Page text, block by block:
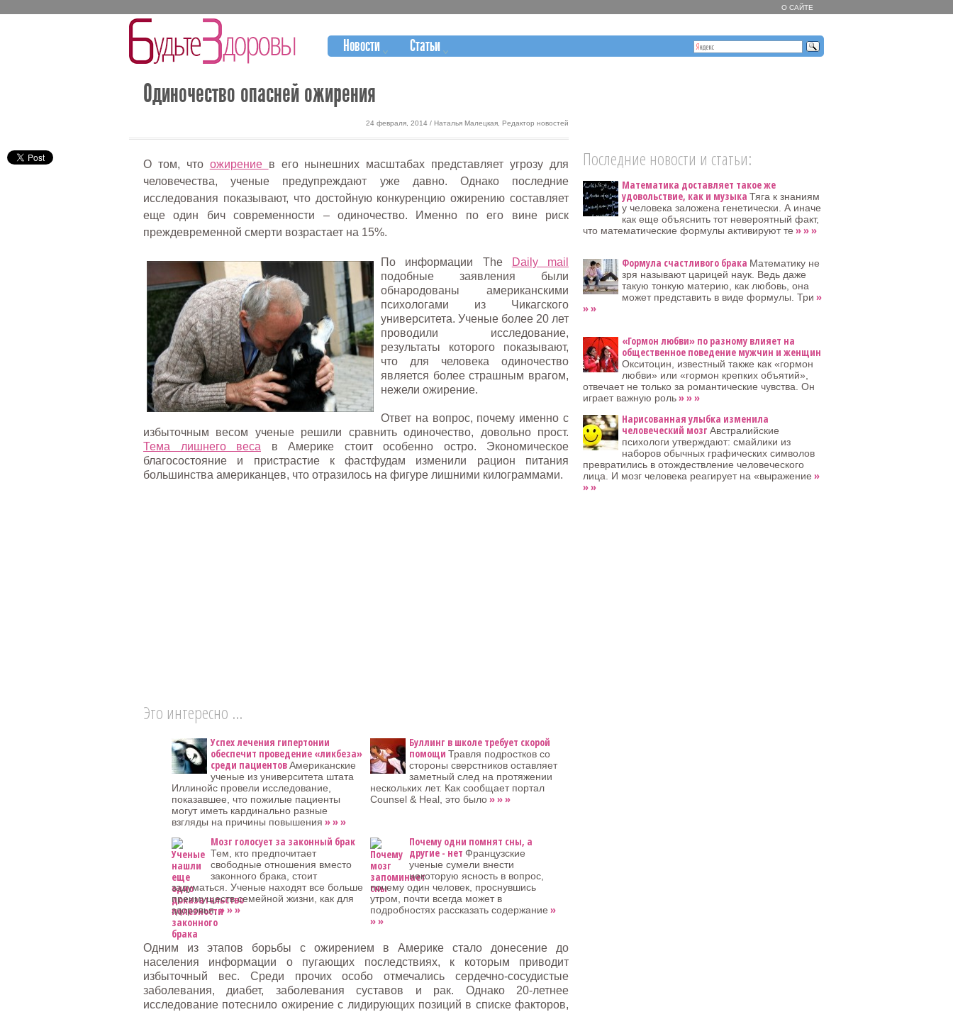
О САЙТЕ
Новости Статьи
Одиночество опасней ожирения
24 февраля, 2014 / Наталья Малецкая, Редактор новостей
О том, что ожирение в его нынешних масштабах представляет угрозу для
человечества, ученые предупреждают уже давно. Однако последние
исследования показывают, что достойную конкуренцию ожирению составляет
еще один бич современности – одиночество. Именно по его вине риск
преждевременной смерти возрастает на 15%.
По информации The
Daily mail
подобные заявления были
обнародованы американскими
психологами из Чикагского
университета. Ученые более 20 лет
проводили исследование,
результаты которого показывают,
что для человека одиночество
является более страшным врагом,
нежели ожирение.
Ответ на вопрос, почему именно с
избыточным весом ученые решили сравнить одиночество, довольно прост.
Тема лишнего веса в Америке стоит особенно остро. Экономическое
благосостояние и пристрастие к фастфудам изменили рацион питания
большинства американцев, что отразилось на фигуре лишними килограммами.
Это интересно ...
Успех лечения гипертонии
обеспечит проведение «ликбеза»
среди пациентовАмериканские
ученые из университета штата
Иллинойс провели исследование,
показавшее, что пожилые пациенты
могут иметь кардинально разные
взгляды на причины повышения » » »
Буллинг в школе требует скорой
помощи Травля подростков со
стороны сверстников оставляет
заметный след на протяжении
нескольких лет. Как сообщает портал
Counsel & Heal, это было» » »
Мозг голосует за законный брак
Тем, кто предпочитает
свободные отношения вместо
законного брака, стоит
задуматься. Ученые находят все больше
преимуществ семейной жизни, как для
здоровья,» » »
Почему одни помнят сны, а
другие - нет Французские
ученые сумели внести
некоторую ясность в вопрос,
почему один человек, проснувшись
утром, почти всегда может в
подробностях рассказать содержание »
» »
Одним из этапов борьбы с ожирением в Америке стало донесение до
населения информации о пугающих последствиях, к которым приводит
избыточный вес. Среди прочих особо отмечались сердечно-сосудистые
заболевания, диабет, заболевания суставов и рак. Однако 20-летнее
исследование потеснило ожирение с лидирующих позиций в списке факторов,
Последние новости и статьи:
Математика доставляет такое же
удовольствие, как и музыка Тяга к знаниям
у человека заложена генетически. А иначе
как еще объяснить тот невероятный факт,
что математические формулы активируют те » » »
Формула счастливого брака Математику не
зря называют царицей наук. Ведь даже
такую тонкую материю, как любовь, она
может представить в виде формулы. Три »
» »
«Гормон любви» по разному влияет на
общественное поведение мужчин и женщин
Окситоцин, известный также как «гормон
любви» или «гормон крепких объятий»,
отвечает не только за романтические чувства. Он
играет важную роль» » »
Нарисованная улыбка изменила
человеческий мозг Австралийские
психологи утверждают: смайлики из
наборов обычных графических символов
превратились в отождествление человеческого
лица. И мозг человека реагирует на «выражение »
» »